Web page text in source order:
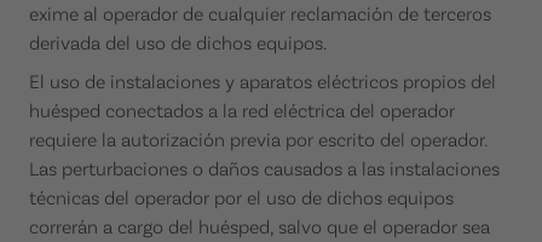
exime al operador de cualquier reclamación de terceros
derivada del uso de dichos equipos.
El uso de instalaciones y aparatos eléctricos propios del
huésped conectados a la red eléctrica del operador
requiere la autorización previa por escrito del operador.
Las perturbaciones o daños causados a las instalaciones
técnicas del operador por el uso de dichos equipos
correrán a cargo del huésped, salvo que el operador sea